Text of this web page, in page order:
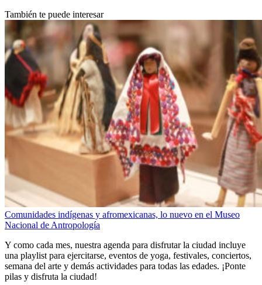
También te puede interesar
Comunidades indígenas y afromexicanas, lo nuevo en el Museo
Nacional de Antropología
Y como cada mes, nuestra agenda para disfrutar la ciudad incluye
una playlist para ejercitarse, eventos de yoga, festivales, conciertos,
semana del arte y demás actividades para todas las edades. ¡Ponte
pilas y disfruta la ciudad!